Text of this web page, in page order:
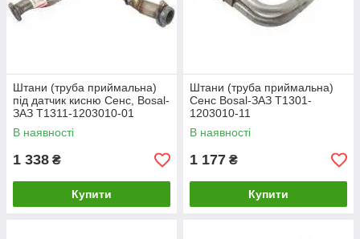
Штани (труба приймальна)
під датчик кисню Сенс, Bosal-
ЗАЗ T1311-1203010-01
В наявності
1 338 ₴
Купити
Штани (труба приймальна)
Сенс Bosal-ЗАЗ T1301-
1203010-11
В наявності
1 177 ₴
Купити